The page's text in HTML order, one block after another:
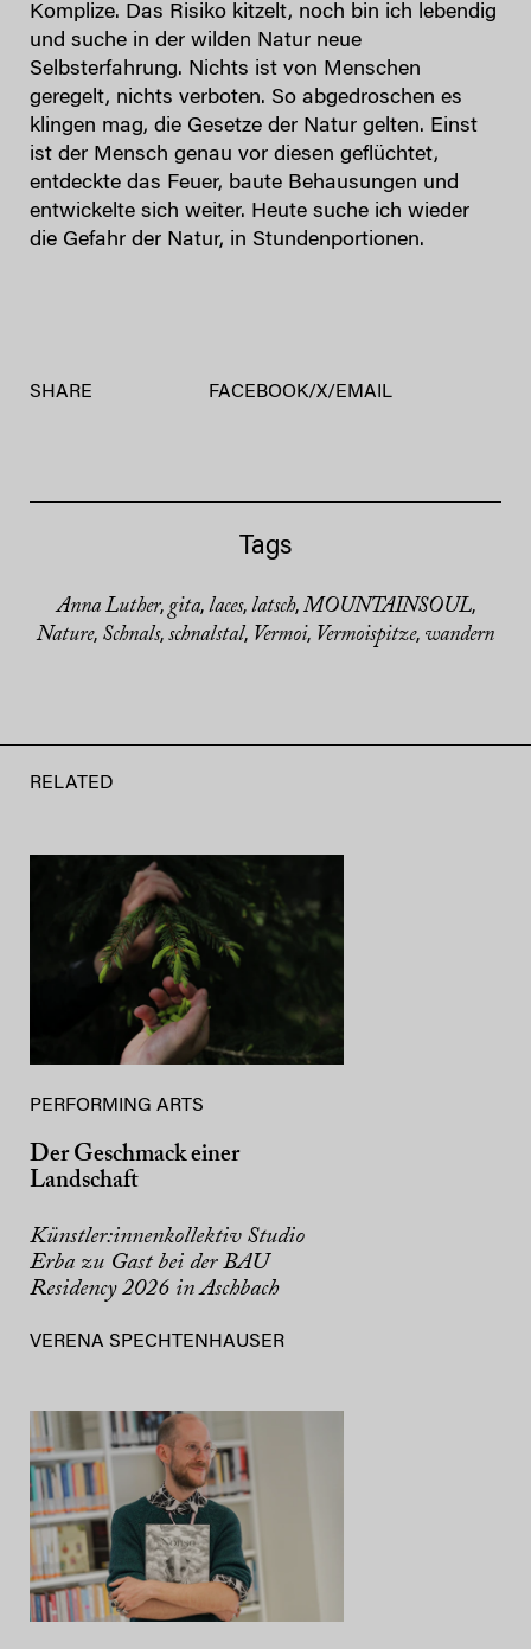
Komplize. Das Risiko kitzelt, noch bin ich lebendig
und suche in der wilden Natur neue
Selbsterfahrung. Nichts ist von Menschen
geregelt, nichts verboten. So abgedroschen es
klingen mag, die Gesetze der Natur gelten. Einst
ist der Mensch genau vor diesen geflüchtet,
entdeckte das Feuer, baute Behausungen und
entwickelte sich weiter. Heute suche ich wieder
die Gefahr der Natur, in Stundenportionen.
SHARE FACEBOOK/X/ EMAIL
Tags
Anna Luther, gita, laces, latsch, MOUNTAINSOUL,
Nature, Schnals, schnalstal, Vermoi, Vermoispitze, wandern
RELATED
PERFORMING ARTS
Der Geschmack einer
Landschaft
Künstler:innenkollektiv Studio
Erba zu Gast bei der BAU
Residency 2026 in Aschbach
VERENA SPECHTENHAUSER